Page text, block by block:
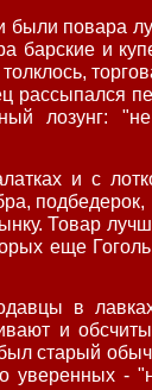
были повара
барские и
рассыпался
лозунг:
и с
подбедерок,
Товар
еще
в
и
старый
уверенных -